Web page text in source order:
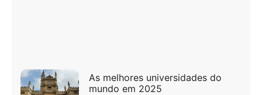
As melhores universidades do
mundo em 2025